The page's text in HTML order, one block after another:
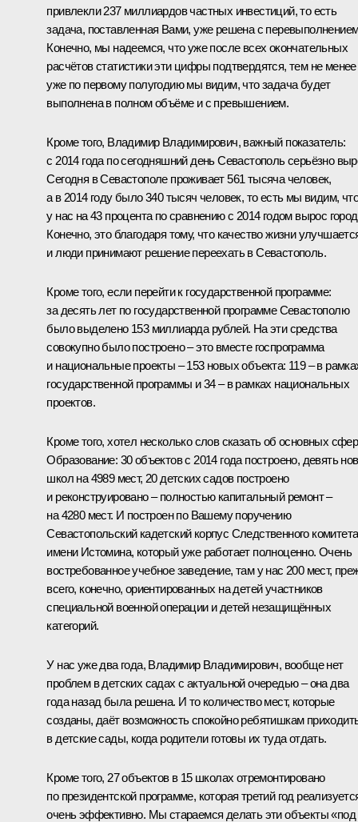
привлекли 237 миллиардов частных инвестиций, то есть
задача, поставленная Вами, уже решена с
Конечно, мы надеемся, что уже после всех окончательных
расчётов статистики эти цифры подтвердятся, тем не менее
уже по первому полугодию мы видим, что задача будет
выполнена в полном объёме и с превышением.
Кроме того, Владимир Владимирович, важный показатель:
с 2014 года по сегодняшний день Севастополь серьёзно
Сегодня в Севастополе проживает 561 тысяча человек,
а в 2014 году было 340 тысяч человек, то есть мы видим, что
у нас на 43 процента по сравнению с 2014 годом вырос
Конечно, это благодаря тому, что качество жизни
и люди принимают решение переехать в Севастополь.
Кроме того, если перейти к государственной программе:
за десять лет по государственной программе Севастополю
было выделено 153 миллиарда рублей. На эти средства
совокупно было построено – это вместе госпрограмма
и национальные проекты – 153 новых объекта: 119 – в
государственной программы и 34 – в рамках национальных
проектов.
Кроме того, хотел несколько слов сказать об основных
Образование: 30 объектов с 2014 года построено, девять
школ на 4989 мест, 20 детских садов построено
и реконструировано – полностью капитальный ремонт –
на 4280 мест. И построен по Вашему поручению
Севастопольский кадетский корпус Следственного комитета
имени Истомина, который уже работает полноценно. Очень
востребованное учебное заведение, там у нас 200 мест,
всего, конечно, ориентированных на детей участников
специальной военной операции и детей незащищённых
категорий.
У нас уже два года, Владимир Владимирович, вообще нет
проблем в детских садах с актуальной очередью – она два
года назад была решена. И то количество мест, которые
созданы, даёт возможность спокойно ребятишкам
в детские сады, когда родители готовы их туда отдать.
Кроме того, 27 объектов в 15 школах отремонтировано
по президентской программе, которая третий год
очень эффективно. Мы стараемся делать эти объекты «под